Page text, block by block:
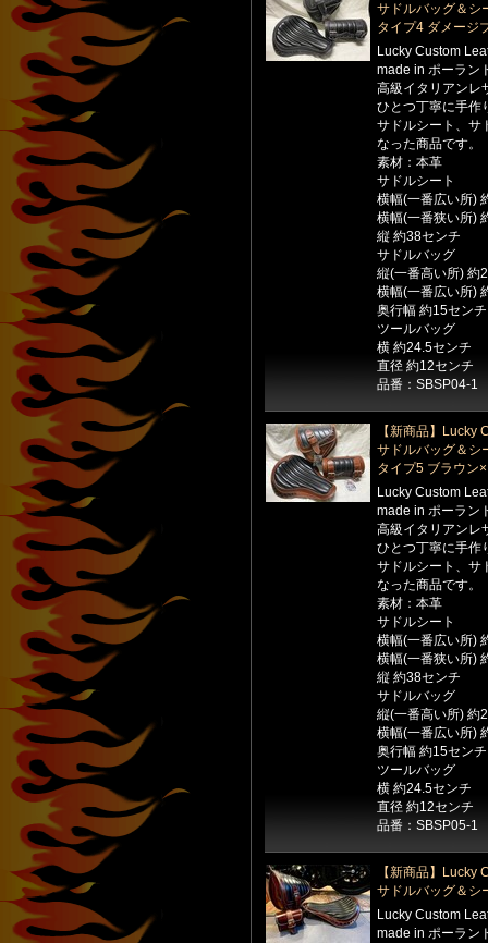
サドルバッグ＆シ
タイプ4 ダメージ
Lucky Custom
made in ポーラン
高級イタリアンレ
ひとつ丁寧に手作
サドルシート、サ
なった商品です。
素材：本革
サドルシート
横幅(一番広い所)
横幅(一番狭い所)
縦 約38センチ
サドルバッグ
縦(一番高い所) 約
横幅(一番広い所)
奥行幅 約15センチ
ツールバッグ
横 約24.5センチ
直径 約12センチ
品番：SBSP04-1
【新商品】Lucky
サドルバッグ＆シ
タイプ5 ブラウン
Lucky Custom
made in ポーラン
高級イタリアンレ
ひとつ丁寧に手作
サドルシート、サ
なった商品です。
素材：本革
サドルシート
横幅(一番広い所)
横幅(一番狭い所)
縦 約38センチ
サドルバッグ
縦(一番高い所) 約
横幅(一番広い所)
奥行幅 約15センチ
ツールバッグ
横 約24.5センチ
直径 約12センチ
品番：SBSP05-1
【新商品】Lucky
サドルバッグ＆シ
Lucky Custom
made in ポーラン